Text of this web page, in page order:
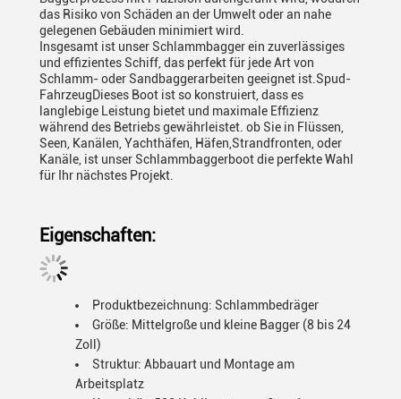
das Risiko von Schäden an der Umwelt oder an nahe
gelegenen Gebäuden minimiert wird.
Insgesamt ist unser Schlammbagger ein zuverlässiges
und effizientes Schiff, das perfekt für jede Art von
Schlamm- oder Sandbaggerarbeiten geeignet ist.Spud-
FahrzeugDieses Boot ist so konstruiert, dass es
langlebige Leistung bietet und maximale Effizienz
während des Betriebs gewährleistet. ob Sie in Flüssen,
Seen, Kanälen, Yachthäfen, Häfen,Strandfronten, oder
Kanäle, ist unser Schlammbaggerboot die perfekte Wahl
für Ihr nächstes Projekt.
Eigenschaften:
Produktbezeichnung: Schlammbedräger
Größe: Mittelgroße und kleine Bagger (8 bis 24
Zoll)
Struktur: Abbauart und Montage am
Arbeitsplatz